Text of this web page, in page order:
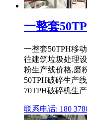
一整套
一整套50TPH移
往建筑垃圾处理
粉生产线价格,磨
50TPH破碎生产
70TPH破碎机生
联系电话: 180